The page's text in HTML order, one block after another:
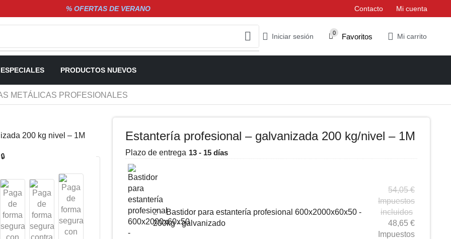
% OFERTAS DE VERANO Contacto Mi cuenta
Iniciar sesión 0 Favoritos Mi carrito
PRODUCTOS NUEVOS
METÁLICAS PROFESIONALES
Estantería profesional – galvanizada 200 kg/nivel – 1M
Plazo de entrega 13 - 15 días
2 ×Bastidor para estantería profesional 600x2000x60x50 -
200kg - galvanizado
54,05€
Impuestos
incluidos
48,65 €
Impuestos